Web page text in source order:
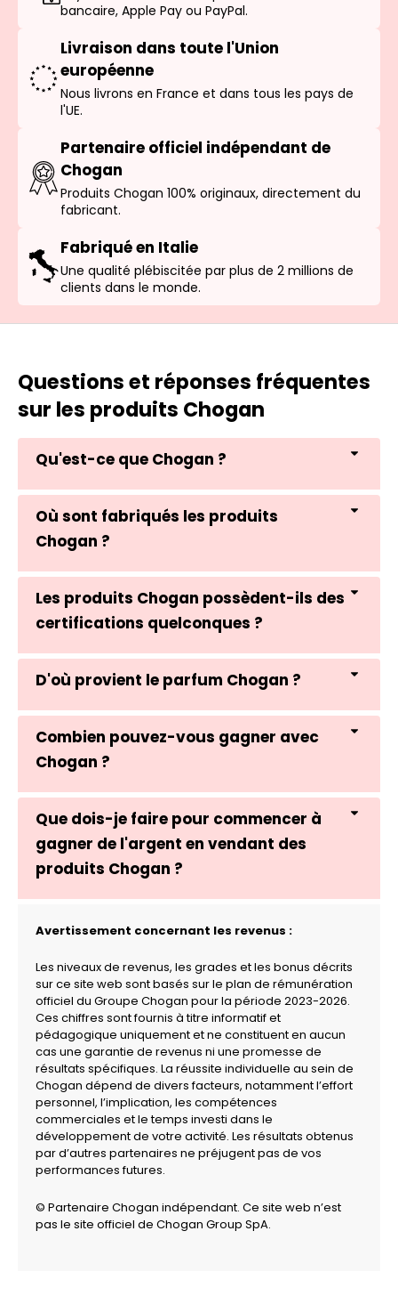
bancaire, Apple Pay ou PayPal.
Livraison dans toute l'Union
européenne
Nous livrons en France et dans tous les pays de
l'UE.
Partenaire officiel indépendant de
Chogan
Produits Chogan 100% originaux, directement du
fabricant.
Fabriqué en Italie
Une qualité plébiscitée par plus de 2 millions de
clients dans le monde.
Questions et réponses fréquentes
sur les produits Chogan
Qu'est-ce que Chogan ?
Où sont fabriqués les produits
Chogan ?
Les produits Chogan possèdent-ils des
certifications quelconques ?
D'où provient le parfum Chogan ?
Combien pouvez-vous gagner avec
Chogan ?
Que dois-je faire pour commencer à
gagner de l'argent en vendant des
produits Chogan ?
Avertissement concernant les revenus :
Les niveaux de revenus, les grades et les bonus décrits
sur ce site web sont basés sur le plan de rémunération
officiel du Groupe Chogan pour la période 2023-2026.
Ces chiffres sont fournis à titre informatif et
pédagogique uniquement et ne constituent en aucun
cas une garantie de revenus ni une promesse de
résultats spécifiques. La réussite individuelle au sein de
Chogan dépend de divers facteurs, notamment l’effort
personnel, l’implication, les compétences
commerciales et le temps investi dans le
développement de votre activité. Les résultats obtenus
par d’autres partenaires ne préjugent pas de vos
performances futures.
© Partenaire Chogan indépendant. Ce site web n’est
pas le site officiel de Chogan Group SpA.